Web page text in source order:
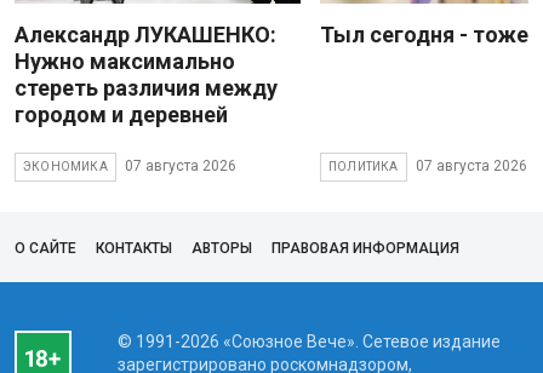
Александр ЛУКАШЕНКО:
Нужно максимально
стереть различия между
городом и деревней
ЭКОНОМИКА 07 августа 2026
Тыл сегодня - тоже
ПОЛИТИКА 07 августа 2026
О САЙТЕ КОНТАКТЫ АВТОРЫ ПРАВОВАЯ ИНФОРМАЦИЯ
© 1991-2026 «Союзное Вече». Сетевое издание
зарегистрировано роскомнадзором,